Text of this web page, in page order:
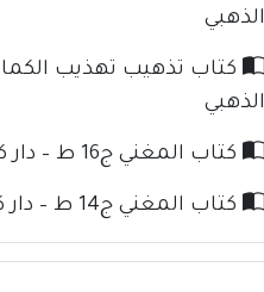
الذهبي
الذهبي
كتاب المغني ج16 ط – دار كنوز الإسلام للإمام ابن قدامة
كتاب المغني ج14 ط – دار كنوز الإسلام للإمام ابن قدامة